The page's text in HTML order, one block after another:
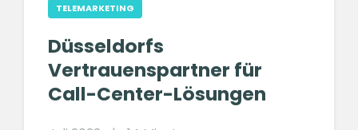
TELEMARKETING
Düsseldorfs
Vertrauenspartner für
Call-Center-Lösungen